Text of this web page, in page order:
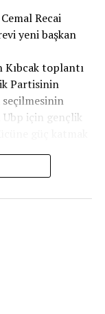
Recai
yeni başkan
Kıbcak toplantı
Partisinin
seçilmesinin
için gençlik
UBP başkanı
belirtti.